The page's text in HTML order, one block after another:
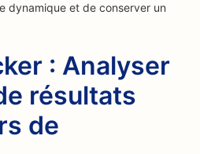
dynamique et de conserver un
: Analyser
résultats
de